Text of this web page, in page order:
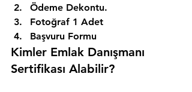
Ödeme Dekontu.
Fotoğraf 1 Adet
Başvuru Formu
Kimler Emlak Danışmanı
Sertifikası Alabilir?